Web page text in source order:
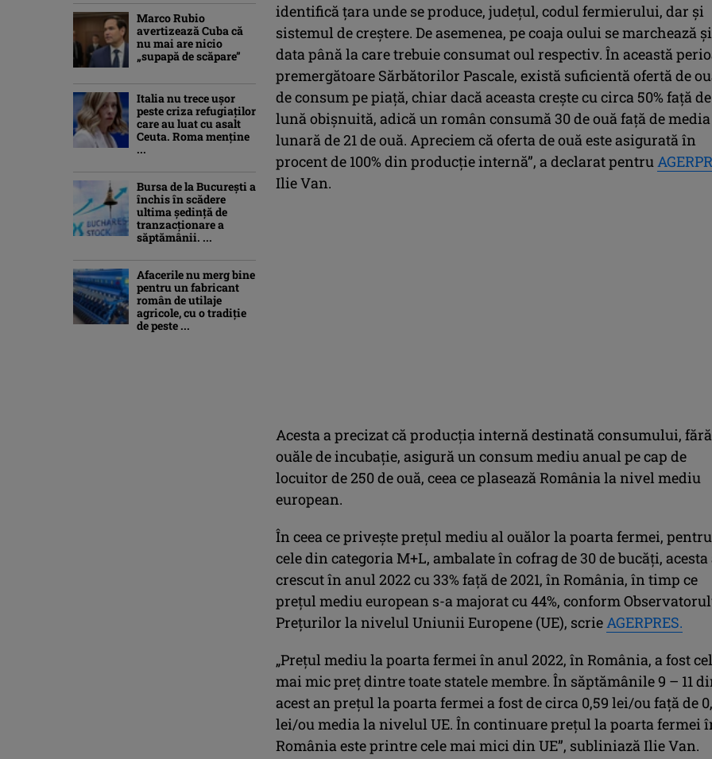
identifică ţara unde se produce, judeţul, codul fermierului, dar şi
sistemul de creştere. De asemenea, pe coaja oului se marchează şi
data până la care trebuie consumat oul respectiv. În această
premergătoare Sărbătorilor Pascale, există suficientă ofertă de
de consum pe piaţă, chiar dacă aceasta creşte cu circa 50% faţă
lună obişnuită, adică un român consumă 30 de ouă faţă de media
lunară de 21 de ouă. Apreciem că oferta de ouă este asigurată în
procent de 100% din producţie internă”, a declarat pentru
Ilie Van.
Acesta a precizat că producţia internă destinată consumului, fără
ouăle de incubaţie, asigură un consum mediu anual pe cap de
locuitor de 250 de ouă, ceea ce plasează România la nivel mediu
european.
În ceea ce priveşte preţul mediu al ouălor la poarta fermei, pentru
cele din categoria M+L, ambalate în cofrag de 30 de bucăţi, acesta
crescut în anul 2022 cu 33% faţă de 2021, în România, în timp ce
preţul mediu european s-a majorat cu 44%, conform
Preţurilor la nivelul Uniunii Europene (UE), scrie AGERPRES.
„Preţul mediu la poarta fermei în anul 2022, în România, a fost cel
mai mic preţ dintre toate statele membre. În săptămânile 9 – 11
acest an preţul la poarta fermei a fost de circa 0,59 lei/ou faţă de
lei/ou media la nivelul UE. În continuare preţul la poarta fermei
România este printre cele mai mici din UE”, subliniază Ilie Van.
Marco Rubio
avertizează Cuba că
nu mai are nicio
„supapă de scăpare”
Italia nu trece ușor
peste criza refugiaților
care au luat cu asalt
Ceuta. Roma menține
...
Bursa de la București a
închis în scădere
ultima ședință de
tranzacționare a
săptămânii. ...
Afacerile nu merg bine
pentru un fabricant
român de utilaje
agricole, cu o tradiție
de peste ...